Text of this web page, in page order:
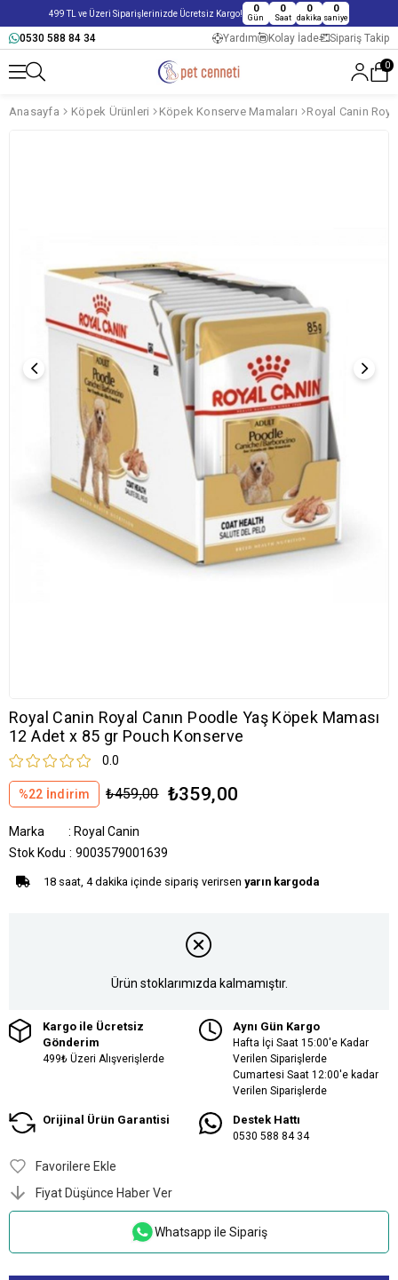
499 TL ve Üzeri Siparişlerinizde Ücretsiz Kargo! 0
Gün
0
Saat
0
dakika
0
saniye
0530 588 84 34 Yardım Kolay İade Sipariş Takip
0
Anasayfa Köpek Ürünleri Köpek Konserve Mamaları
Royal Canin Royal Canın Poodle Yaş Köpek Maması
12 Adet x 85 gr Pouch Konserve
0.0
%22 İndirim ₺459,00 ₺359,00
Marka : Royal Canin
Stok Kodu
9003579001639
18 saat, 4 dakika içinde sipariş verirsen yarın kargoda
Ürün stoklarımızda kalmamıştır.
Kargo ile Ücretsiz
Gönderim
499₺ Üzeri Alışverişlerde
Aynı Gün Kargo
Hafta İçi Saat 15:00'e Kadar
Verilen Siparişlerde
Cumartesi Saat 12:00'e kadar
Verilen Siparişlerde
Orijinal Ürün Garantisi Destek Hattı
0530 588 84 34
Favorilere Ekle
Fiyat Düşünce Haber Ver
Whatsapp ile Sipariş